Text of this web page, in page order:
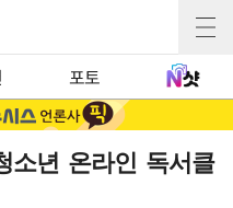
포토
소년 온라인 독서클